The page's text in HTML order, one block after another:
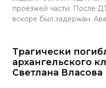
проезжей части. После
вскоре был задержан.
Трагически
архангельского
Светлана Власова